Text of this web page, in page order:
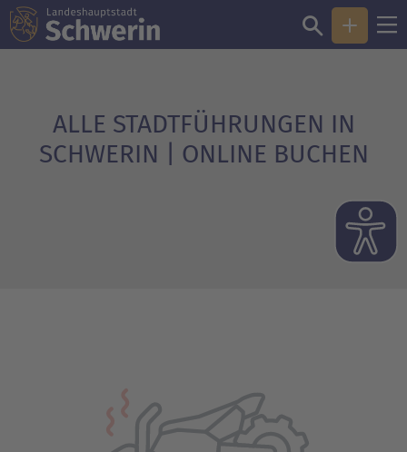
Sie sind hier: Öffentliche Stadtführungen
ALLE STADTFÜHRUNGEN IN
SCHWERIN | ONLINE BUCHEN